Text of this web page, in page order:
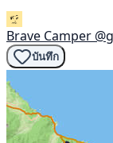
Brave Camper
บันทึก